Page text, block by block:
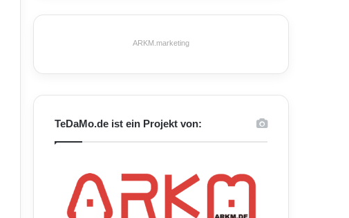
ARKM.marketing
TeDaMo.de ist ein Projekt von: